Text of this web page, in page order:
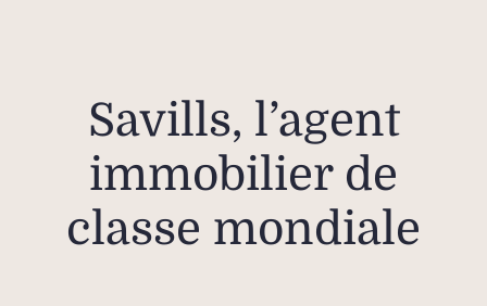
Savills, l’agent
immobilier de
classe mondiale